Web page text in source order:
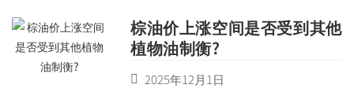
棕油价上涨空间是否受到其他
植物油制衡?
2025年12月1日